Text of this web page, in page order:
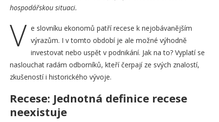
hospodářskou situaci.
V e slovníku ekonomů patří recese k nejobávanějším
výrazům. I v tomto období je ale možné výhodně
investovat nebo uspět v podnikání. Jak na to? Vyplatí se
naslouchat radám odborníků, kteří čerpají ze svých znalostí,
zkušeností i historického vývoje.
Recese: Jednotná definice recese
neexistuje